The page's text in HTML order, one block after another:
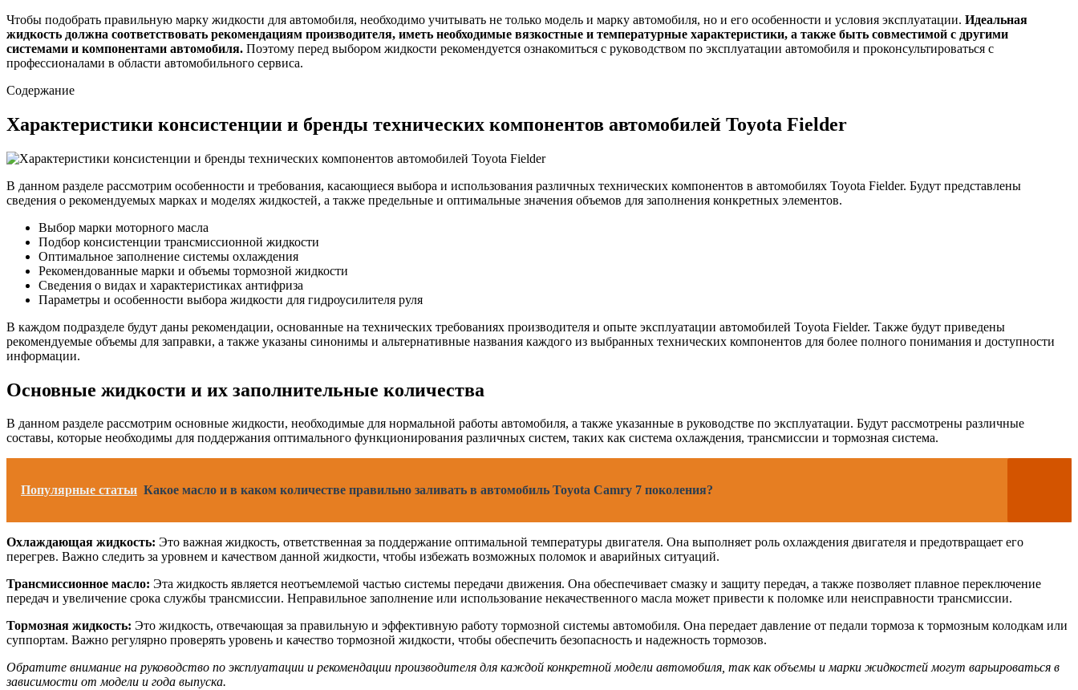
Чтобы подобрать правильную марку жидкости для автомобиля, необходимо учитывать не только модель и марку автомобиля, но и его особенности и условия эксплуатации. Идеальная
жидкость должна соответствовать рекомендациям производителя, иметь необходимые вязкостные и температурные характеристики, а также быть совместимой с другими
системами и компонентами автомобиля. Поэтому перед выбором жидкости рекомендуется ознакомиться с руководством по эксплуатации автомобиля и проконсультироваться с
профессионалами в области автомобильного сервиса.
Содержание
Характеристики консистенции и бренды технических компонентов автомобилей Toyota Fielder
В данном разделе рассмотрим особенности и требования, касающиеся выбора и использования различных технических компонентов в автомобилях Toyota Fielder. Будут представлены
сведения о рекомендуемых марках и моделях жидкостей, а также предельные и оптимальные значения объемов для заполнения конкретных элементов.
Выбор марки моторного масла
Подбор консистенции трансмиссионной жидкости
Оптимальное заполнение системы охлаждения
Рекомендованные марки и объемы тормозной жидкости
Сведения о видах и характеристиках антифриза
Параметры и особенности выбора жидкости для гидроусилителя руля
В каждом подразделе будут даны рекомендации, основанные на технических требованиях производителя и опыте эксплуатации автомобилей Toyota Fielder. Также будут приведены
рекомендуемые объемы для заправки, а также указаны синонимы и альтернативные названия каждого из выбранных технических компонентов для более полного понимания и доступности
информации.
Основные жидкости и их заполнительные количества
В данном разделе рассмотрим основные жидкости, необходимые для нормальной работы автомобиля, а также указанные в руководстве по эксплуатации. Будут рассмотрены различные
составы, которые необходимы для поддержания оптимального функционирования различных систем, таких как система охлаждения, трансмиссии и тормозная система.
Популярные статьи Какое масло и в каком количестве правильно заливать в автомобиль Toyota Camry 7 поколения?
Охлаждающая жидкость: Это важная жидкость, ответственная за поддержание оптимальной температуры двигателя. Она выполняет роль охлаждения двигателя и предотвращает его
перегрев. Важно следить за уровнем и качеством данной жидкости, чтобы избежать возможных поломок и аварийных ситуаций.
Трансмиссионное масло: Эта жидкость является неотъемлемой частью системы передачи движения. Она обеспечивает смазку и защиту передач, а также позволяет плавное переключение
передач и увеличение срока службы трансмиссии. Неправильное заполнение или использование некачественного масла может привести к поломке или неисправности трансмиссии.
Тормозная жидкость: Это жидкость, отвечающая за правильную и эффективную работу тормозной системы автомобиля. Она передает давление от педали тормоза к тормозным колодкам или
суппортам. Важно регулярно проверять уровень и качество тормозной жидкости, чтобы обеспечить безопасность и надежность тормозов.
Обратите внимание на руководство по эксплуатации и рекомендации производителя для каждой конкретной модели автомобиля, так как объемы и марки жидкостей могут варьироваться в
зависимости от модели и года выпуска.